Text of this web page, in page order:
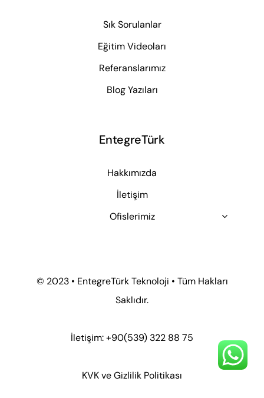
Sık Sorulanlar
Eğitim Videoları
Referanslarımız
Blog Yazıları
EntegreTürk
Hakkımızda
İletişim
Ofislerimiz
© 2023 • EntegreTürk Teknoloji • Tüm Hakları
Saklıdır.
İletişim: +90(539) 322 88 75
KVK ve Gizlilik Politikası